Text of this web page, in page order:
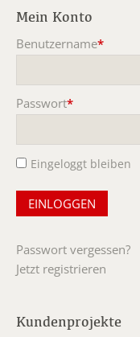
Mein Konto
Benutzername*
Passwort*
Eingeloggt bleiben
Passwort vergessen?
Jetzt registrieren
Kundenprojekte